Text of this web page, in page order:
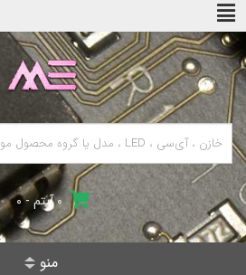
۰ آیتم - ۰
منو